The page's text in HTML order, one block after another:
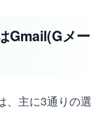
Gmail(Gメー
、主に3通りの選